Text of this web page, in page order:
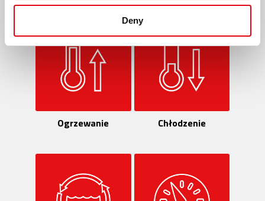
Deny
Ogrzewanie Chłodzenie